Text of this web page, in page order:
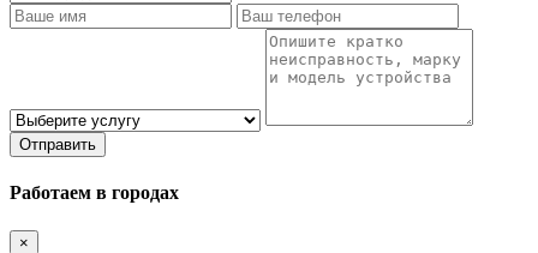
Отправить
Работаем в городах
×